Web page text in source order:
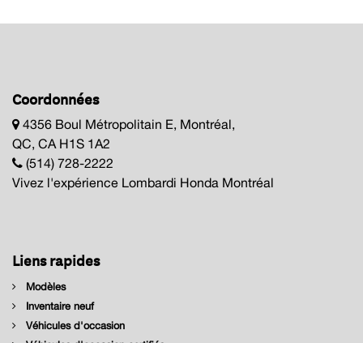
Coordonnées
4356 Boul Métropolitain E, Montréal,
QC, CA H1S 1A2
(514) 728-2222
Vivez l'expérience Lombardi Honda Montréal
Liens rapides
Modèles
Inventaire neuf
Véhicules d'occasion